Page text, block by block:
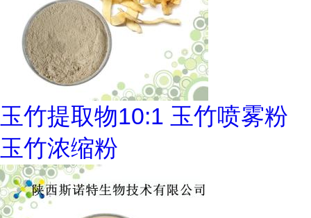
玉竹提取物10:1 玉竹喷雾粉
玉竹浓缩粉